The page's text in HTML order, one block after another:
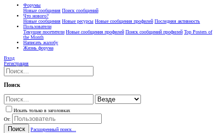
Форумы
Новые сообщения Поиск сообщений
Что нового?
Новые сообщения Новые ресурсы Новые сообщения профилей Последняя активность
Пользователи
Текущие посетители Новые сообщения профилей Поиск сообщений профилей Top Posters of
the Month
Написать жалобу
Жизнь форума
Вход
Регистрация
Поиск
Искать только в заголовках
От:
Поиск Расширенный поиск...